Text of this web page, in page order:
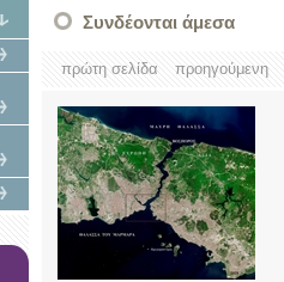
Συνδέονται άμεσα
πρώτη σελίδα προηγούμενη